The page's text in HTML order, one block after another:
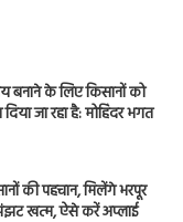
बनाने के लिए किसानों को
जा रहा है: मोहिंदर भगत
की पहचान, मिलेंगे भरपूर
झंझट खत्म, ऐसे करें अप्लाई